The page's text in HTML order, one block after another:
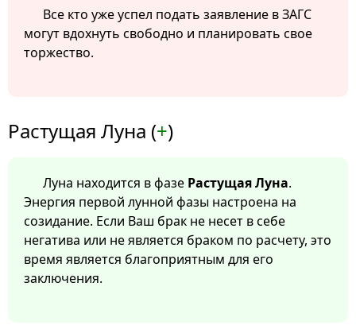
Все кто уже успел подать заявление в ЗАГС
могут вдохнуть свободно и планировать свое
торжество.
Растущая Луна (+)
Луна находится в фазе Растущая Луна.
Энергия первой лунной фазы настроена на
созидание. Если Ваш брак не несет в себе
негатива или не является браком по расчету, это
время является благоприятным для его
заключения.